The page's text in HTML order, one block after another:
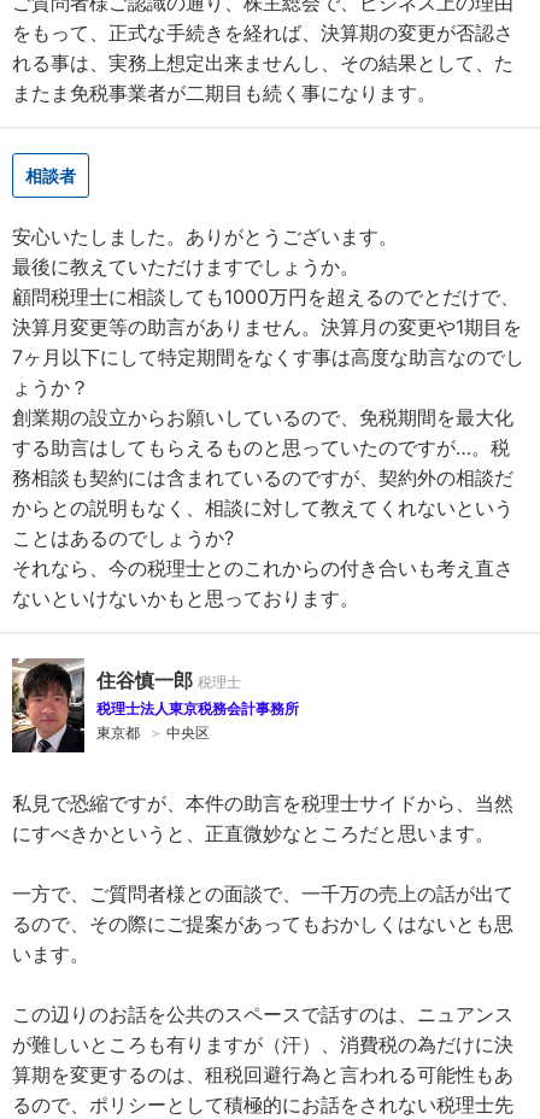
をもって、正式な手続きを経れば、決算期の変更が否認さ
れる事は、実務上想定出来ませんし、その結果として、た
またま免税事業者が二期目も続く事になります。
相談者
安心いたしました。ありがとうございます。
最後に教えていただけますでしょうか。
顧問税理士に相談しても1000万円を超えるのでとだけで、
決算月変更等の助言がありません。決算月の変更や1期目を
7ヶ月以下にして特定期間をなくす事は高度な助言なのでし
ょうか？
創業期の設立からお願いしているので、免税期間を最大化
する助言はしてもらえるものと思っていたのですが…。税
務相談も契約には含まれているのですが、契約外の相談だ
からとの説明もなく、相談に対して教えてくれないという
ことはあるのでしょうか?
それなら、今の税理士とのこれからの付き合いも考え直さ
ないといけないかもと思っております。
住谷慎一郎
税理士法人東京税務会計事務所
東京都
＞ 中央区
私見で恐縮ですが、本件の助言を税理士サイドから、当然
にすべきかというと、正直微妙なところだと思います。
一方で、ご質問者様との面談で、一千万の売上の話が出て
るので、その際にご提案があってもおかしくはないとも思
います。
この辺りのお話を公共のスペースで話すのは、ニュアンス
が難しいところも有りますが（汗）、消費税の為だけに決
算期を変更するのは、租税回避行為と言われる可能性もあ
るので、ポリシーとして積極的にお話をされない税理士先